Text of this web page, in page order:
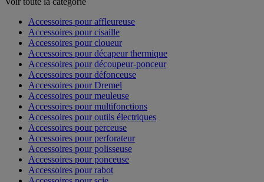
Accessoires pour affleureuse
Accessoires pour cisaille
Accessoires pour cloueur
Accessoires pour décapeur thermique
Accessoires pour découpeur-ponceur
Accessoires pour défonceuse
Accessoires pour Dremel
Accessoires pour meuleuse
Accessoires pour multifonctions
Accessoires pour outils électriques
Accessoires pour perceuse
Accessoires pour perforateur
Accessoires pour polisseuse
Accessoires pour ponceuse
Accessoires pour rabot